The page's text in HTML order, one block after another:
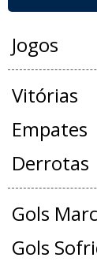
Jogos
Vitórias
Empates
Derrotas
Gols
Gols